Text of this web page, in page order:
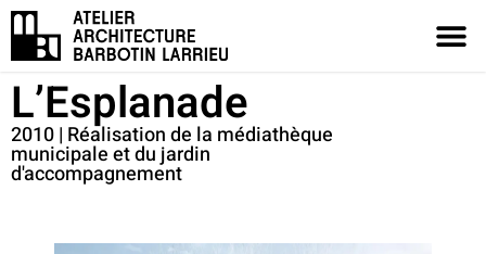
L’Esplanade
2010 | Réalisation de la médiathèque
municipale et du jardin
d'accompagnement